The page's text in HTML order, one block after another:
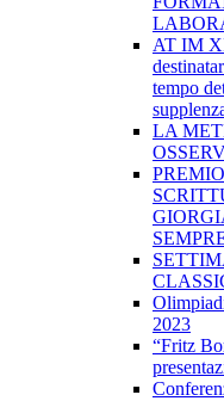
AT IM
tempo
LA
2023
“Fritz